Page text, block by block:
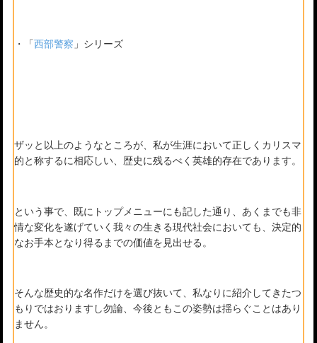
・「 西部警察 」シリーズ
ザッと以上のようなところが、私が生涯において正しくカリスマ
的と称するに相応しい、歴史に残るべく英雄的存在であります。
という事で、既にトップメニューにも記した通り、あくまでも非
情な変化を遂げていく我々の生きる現代社会においても、決定的
なお手本となり得るまでの価値を見出せる。
そんな歴史的な名作だけを選び抜いて、私なりに紹介してきたつ
もりではおりますし勿論、今後ともこの姿勢は揺らぐことはあり
ません。